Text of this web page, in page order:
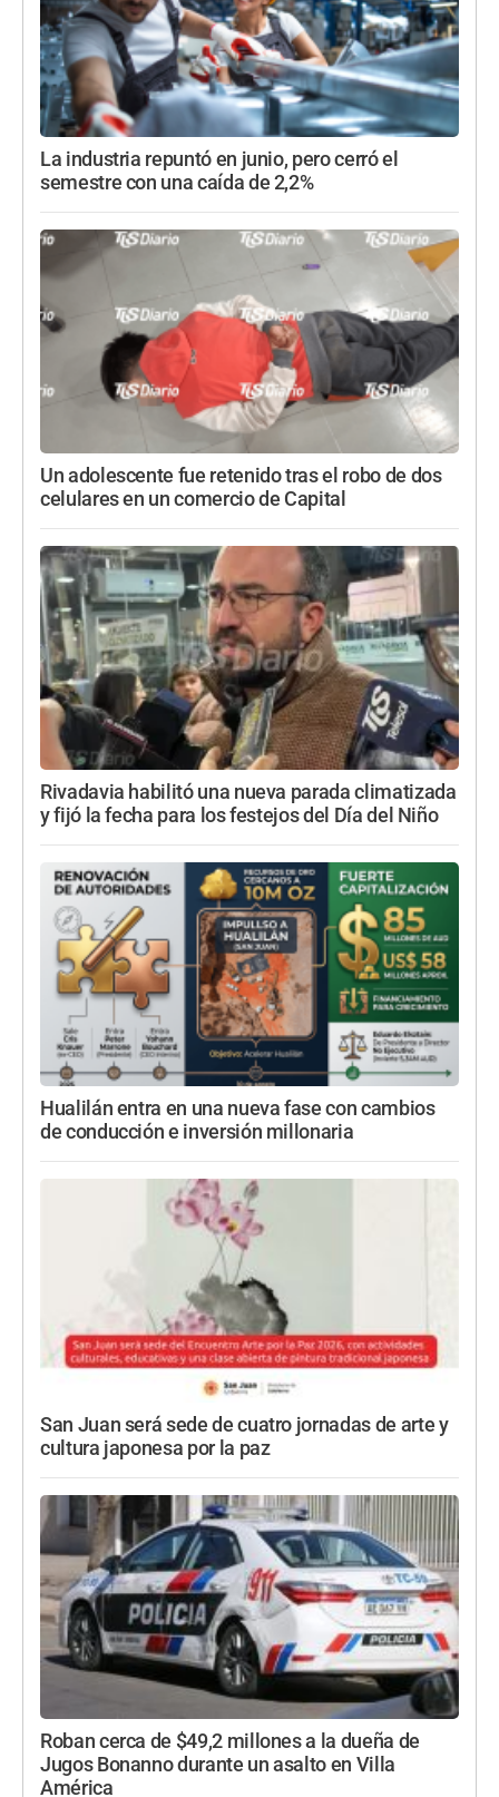
La industria repuntó en junio, pero cerró el
semestre con una caída de 2,2%
Un adolescente fue retenido tras el robo de dos
celulares en un comercio de Capital
Rivadavia habilitó una nueva parada climatizada
y fijó la fecha para los festejos del Día del Niño
Hualilán entra en una nueva fase con cambios
de conducción e inversión millonaria
San Juan será sede de cuatro jornadas de arte y
cultura japonesa por la paz
Roban cerca de $49,2 millones a la dueña de
Jugos Bonanno durante un asalto en Villa
América